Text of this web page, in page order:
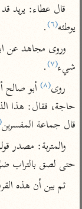
for results.
Type 1 or more
for results.
أمّهات
تفسير الطبري
تفسير ابن كثير
تفسير القرطبي
تفسير البغوي
جمع الأقوال
تفسير ابن الجوزي
تفسير الماوردي
يوطئه(٦) .
شيء(٧) .
روى(٨)
حاجة، فقال: هذا
قال جماعة المفسرين
حتى لصق بالتراب
ثم بين أن هذه